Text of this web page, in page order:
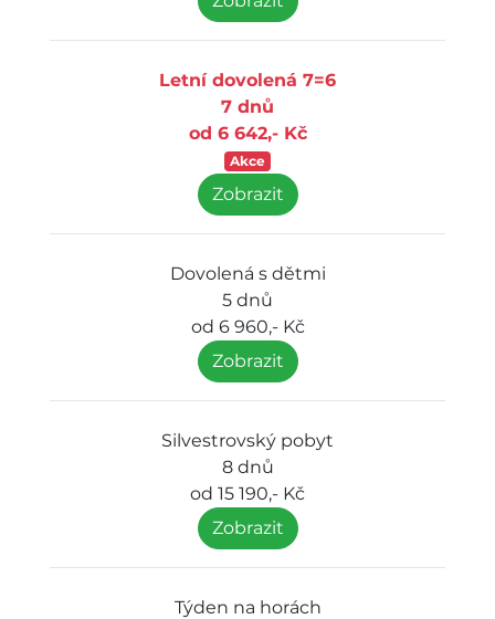
Letní dovolená 7=6
7 dnů
od 6 642,- Kč
Akce
Zobrazit
Dovolená s dětmi
5 dnů
od 6 960,- Kč
Zobrazit
Silvestrovský pobyt
8 dnů
od 15 190,- Kč
Zobrazit
Týden na horách